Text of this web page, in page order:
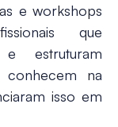
e workshops
que
e estruturam
conhecem na
isso em